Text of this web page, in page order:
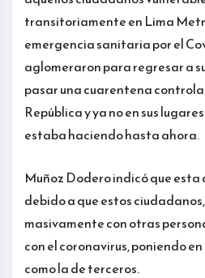
transitoriamente en Lima
emergencia sanitaria por el
aglomeraron para regresar a
pasar una cuarentena
República y ya no en sus
estaba haciendo hasta ahora.
Muñoz Dodero indicó que
debido a que estos
masivamente con otras
con el coronavirus, poniendo
como la de terceros.